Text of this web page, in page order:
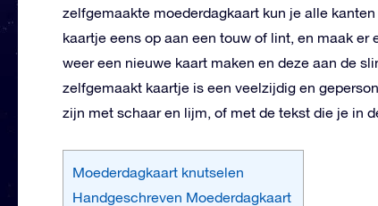
zelfgemaakte moederdagkaart kun je alle
kaartje eens op aan een touw of lint, en maak
weer een nieuwe kaart maken en deze aan de
zelfgemaakt kaartje is een veelzijdig en
zijn met schaar en lijm, of met de tekst die je in
Moederdagkaart knutselen
Handgeschreven Moederdagkaart